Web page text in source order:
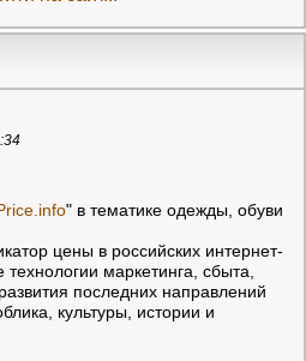
" в тематике одежды, обуви
цены в российских интернет-
маркетинга, сбыта,
последних направлений
культуры, истории и